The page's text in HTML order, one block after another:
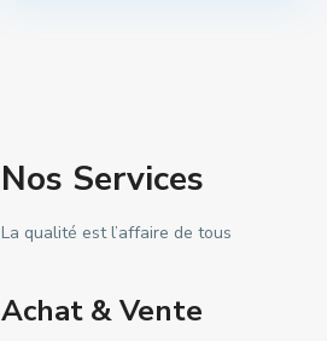
Nos Services
La qualité est l’affaire de tous
Achat & Vente